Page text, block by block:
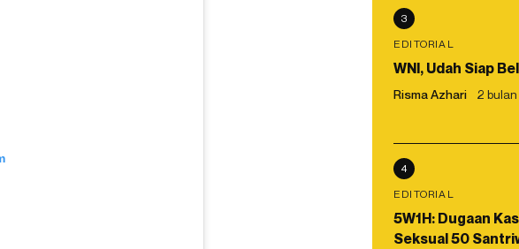
3
EDITORIAL
WNI, Udah Siap
Risma Azhari 2
4
EDITORIAL
5W1H: Dugaan
Seksual 50